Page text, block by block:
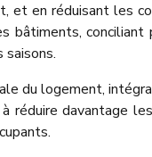
en réduisant les
bâtiments,
du logement,
davantage